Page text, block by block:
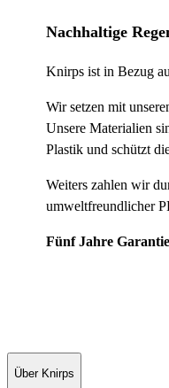
Nachhaltige
Knirps ist in Bezug
Wir setzen mit
Unsere Materialien
Plastik und schützt
Weiters zahlen wir
umweltfreundlicher
Fünf Jahre Garantie
Über Knirps